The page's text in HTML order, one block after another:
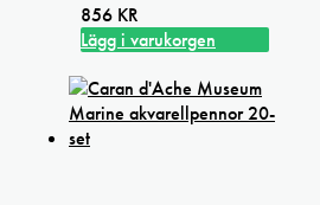
856 KR
Lägg i varukorgen